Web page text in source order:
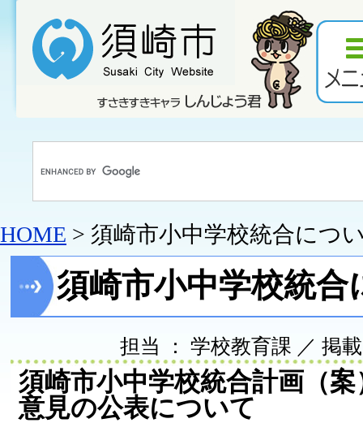
HOME > 須崎市小中学校統合につ
須崎市小中学校統合
担当 ： 学校教育課 ／ 掲
須崎市小中学校統合計画（
意見の公表について